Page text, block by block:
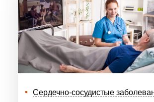
Сердечно-сосудистые